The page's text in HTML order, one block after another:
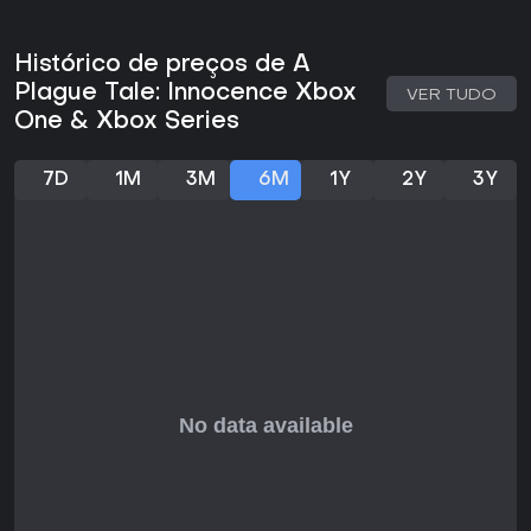
Modos de jogo
O jogo oferece apenas uma campanha single-player. Não
existem modos competitivos ou cooperativos. A progressão
segue uma sequência linear de capítulos que avançam a
Cada capítulo combina encontros de furtividade, enigmas
simples e momentos narrativos. É possível ajustar a
condição de Hugo. O mundo transmite uma sensação de
Histórico de preços de A
Plague Tale: Innocence Xbox
One & Xbox Series
VER TUDO
7D 1M 3M 6M 1Y 2Y 3Y